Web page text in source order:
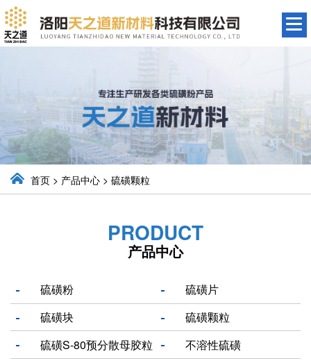
首页 > 产品中心 > 硫磺颗粒
PRODUCT
产品中心
硫磺粉
硫磺片
硫磺块
硫磺颗粒
硫磺S-80预分散母胶粒
不溶性硫磺